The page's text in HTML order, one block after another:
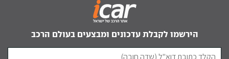
הירשמו לקבלת עדכונים ומבצעים בעולם הרכב